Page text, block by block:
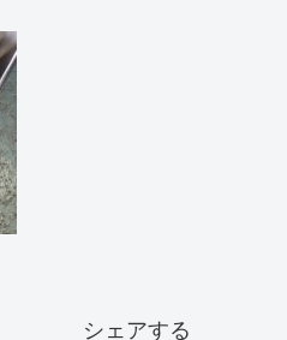
シェアする